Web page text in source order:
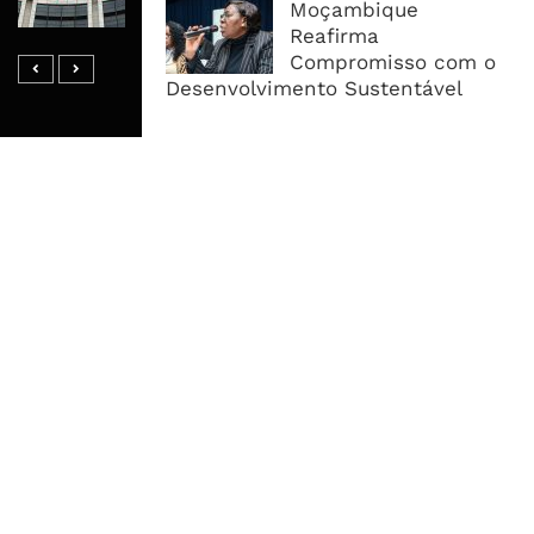
Moçambique
Reafirma
Compromisso com o
Desenvolvimento Sustentável
Corredor Do Lobito